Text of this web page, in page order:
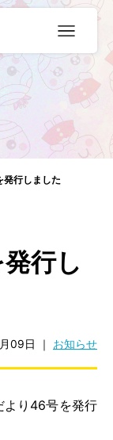
発行しました
行し
09日 ｜ お知らせ
り46号を発行